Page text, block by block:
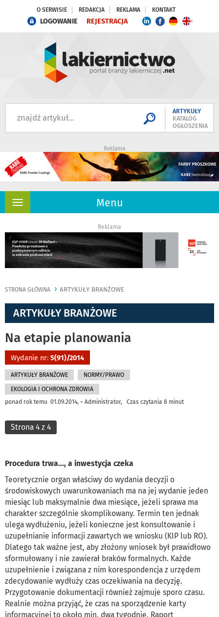
O SERWISIE REDAKCJA REKLAMA KONTAKT
LOGOWANIE REJESTRACJA
ARTYKUŁY
KATALOG
OGŁOSZENIA
Reklama
Menu
Rozwiń
Reklama
STRONA GŁÓWNA ARTYKUŁY BRANŻOWE
ARTYKUŁY BRANŻOWE
Na etapie planowania
Wydanie nr: 5(91)/2014
ARTYKUŁY BRANŻOWE NORMY/PRAWO
EKOLOGIA I OCHRONA ZDROWIA
ponad rok temu 01.09.2014, ~ Administrator, Czas czytania 8 minut
Strona 4 z 4
Procedura trwa..., a inwestycja czeka
Teoretycznie organ właściwy do wydania decyzji o
środowiskowych uwarunkowaniach ma na jej wydanie jeden
miesiąc lub maksymalnie dwa miesiące, jeżeli sprawa ma
charakter szczególnie skomplikowany. Termin ten jednak
ulega wydłużeniu, jeżeli konieczne jest konsultowanie i
uzupełnianie informacji zawartych we wniosku (KIP lub RO).
Dlatego tak ważne jest, aby złożony wniosek był prawidłowo
sformułowany i nie zawierał braków formalnych. Każde
uzupełnienie i związana z nim korespondencja z urzędem
zdecydowanie wydłuży czas oczekiwania na decyzję.
Przygotowanie dokumentacji również zajmuje sporo czasu.
Realnie można przyjąć, że czas na sporządzenie karty
informacyjnej to około min. dwa tygodnie. Raport